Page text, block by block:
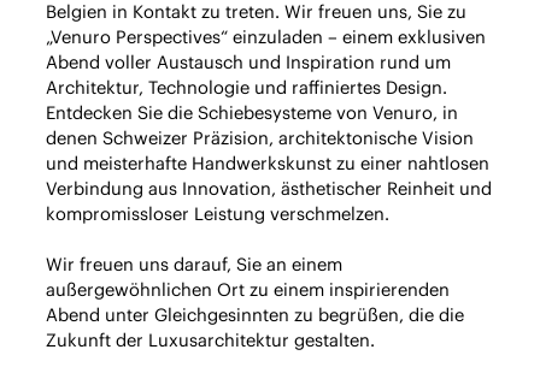
Belgien in Kontakt zu treten. Wir freuen uns, Sie zu
„Venuro Perspectives“ einzuladen – einem exklusiven
Abend voller Austausch und Inspiration rund um
Architektur, Technologie und raffiniertes Design.
Entdecken Sie die Schiebesysteme von Venuro, in
denen Schweizer Präzision, architektonische Vision
und meisterhafte Handwerkskunst zu einer nahtlosen
Verbindung aus Innovation, ästhetischer Reinheit und
kompromissloser Leistung verschmelzen.
Wir freuen uns darauf, Sie an einem
außergewöhnlichen Ort zu einem inspirierenden
Abend unter Gleichgesinnten zu begrüßen, die die
Zukunft der Luxusarchitektur gestalten.